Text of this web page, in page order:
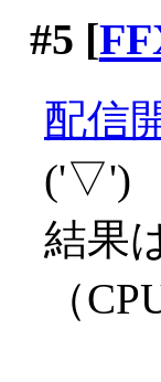
#5 [
配信
('▽')
結果
（